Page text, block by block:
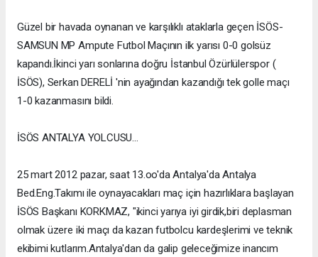
Güzel bir havada oynanan ve karşılıklı ataklarla geçen İSÖS-
SAMSUN MP Ampute Futbol Maçının ilk yarısı 0-0 golsüz
kapandı.İkinci yarı sonlarına doğru İstanbul Özürlülerspor (
İSÖS), Serkan DERELİ 'nin ayağından kazandığı tek golle maçı
1-0 kazanmasını bildi.
İSÖS ANTALYA YOLCUSU...
25 mart 2012 pazar, saat 13.oo'da Antalya'da Antalya
Bed.Eng.Takımı ile oynayacakları maç için hazırlıklara başlayan
İSÖS Başkanı KORKMAZ, "ikinci yarıya iyi girdik,biri deplasman
olmak üzere iki maçı da kazan futbolcu kardeşlerimi ve teknik
ekibimi kutlarım.Antalya'dan da galip geleceğimize inancım